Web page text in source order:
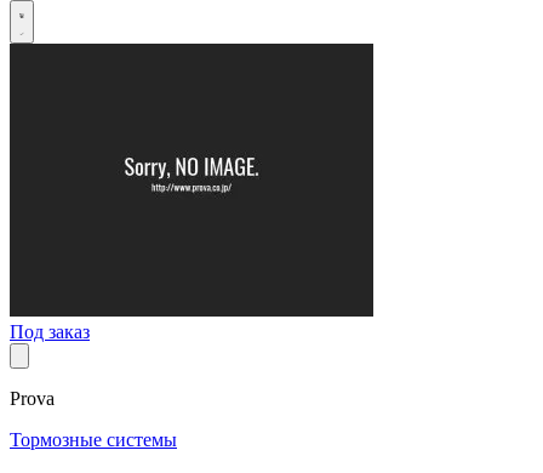
Под заказ
Prova
Тормозные системы